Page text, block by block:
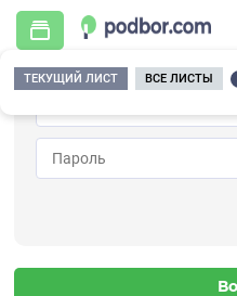
ТЕКУЩИЙ ЛИСТ ВСЕ ЛИСТЫ
Главная / Контрольно-
Виброускорения
Датчик виброускорения